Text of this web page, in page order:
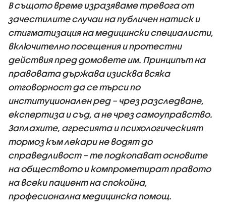
В същото време изразяваме тревога от
зачестилите случаи на публичен натиск и
стигматизация на медицински специалисти,
включително посещения и протестни
действия пред домовете им. Принципът на
правовата държава изисква всяка
отговорност да се търси по
институционален ред – чрез разследване,
експертиза и съд, а не чрез самоуправство.
Заплахите, агресията и психологическият
тормоз към лекари не водят до
справедливост – те подкопават основите
на обществото и компрометират правото
на всеки пациент на спокойна,
професионална медицинска помощ.